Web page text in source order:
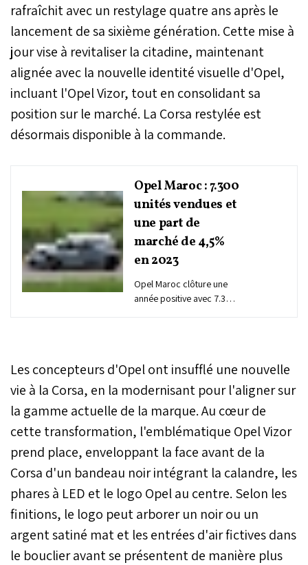
rafraîchit avec un restylage quatre ans après le
lancement de sa sixième génération. Cette mise à
jour vise à revitaliser la citadine, maintenant
alignée avec la nouvelle identité visuelle d'Opel,
incluant l'Opel Vizor, tout en consolidant sa
position sur le marché. La Corsa restylée est
désormais disponible à la commande.
Opel Maroc : 7.300
unités vendues et
une part de
marché de 4,5%
en 2023
Opel Maroc clôture une
année positive avec 7.300
croissance notable de
148% par rapport à la
même période en 2022.
Dans la continuité de cette
performance, la marque
l'introduction imminente
de la Corsa restylée ce
mois-ci.
Les concepteurs d'Opel ont insufflé une nouvelle
vie à la Corsa, en la modernisant pour l'aligner sur
la gamme actuelle de la marque. Au cœur de
cette transformation, l'emblématique Opel Vizor
prend place, enveloppant la face avant de la
Corsa d'un bandeau noir intégrant la calandre, les
phares à LED et le logo Opel au centre. Selon les
finitions, le logo peut arborer un noir ou un
argent satiné mat et les entrées d'air fictives dans
le bouclier avant se présentent de manière plus